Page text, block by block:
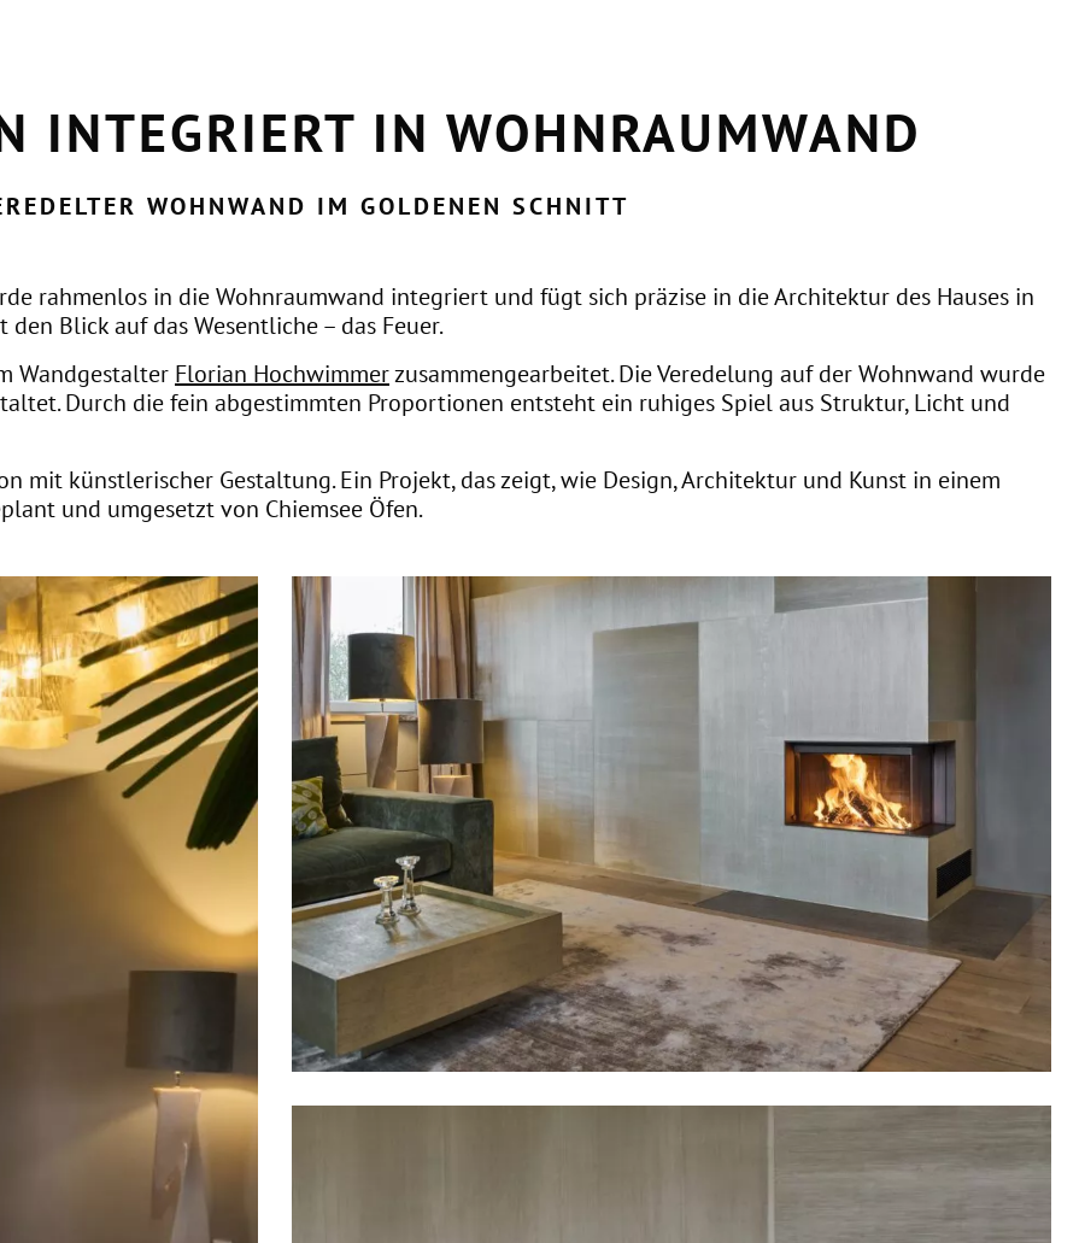
INTEGRIERT IN WOHNRAUMWAND
WOHNWAND IM GOLDENEN SCHNITT
rahmenlos in die Wohnraumwand integriert und fügt sich präzise in die Architektur des Hauses in
Blick auf das Wesentliche – das Feuer.
Wandgestalter Florian Hochwimmerzusammengearbeitet. Die Veredelung auf der Wohnwand wurde
Durch die fein abgestimmten Proportionen entsteht ein ruhiges Spiel aus Struktur, Licht und
mit künstlerischer Gestaltung. Ein Projekt, das zeigt, wie Design, Architektur und Kunst in einem
und umgesetzt von Chiemsee Öfen.